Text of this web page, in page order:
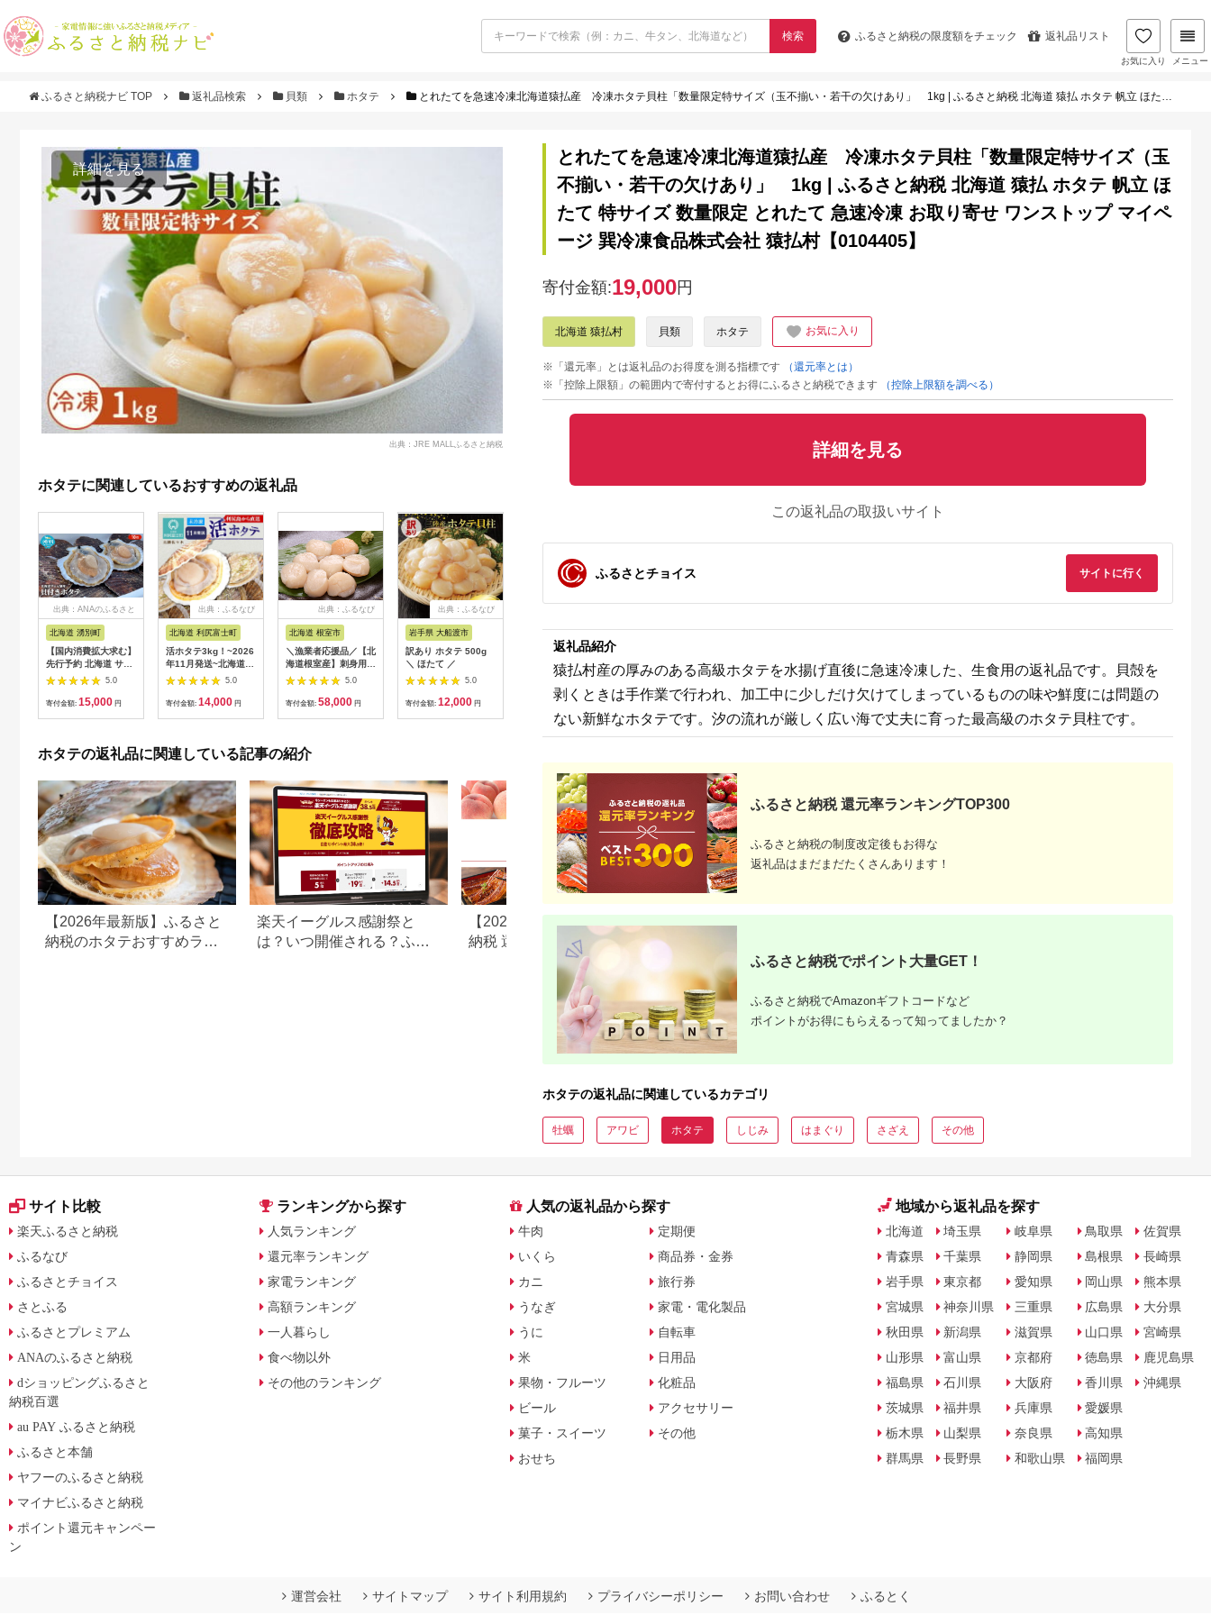
検索 ふるさと納税の限度額をチェック 返礼品リスト
お気に入り メニュー
ふるさと納税ナビ TOP 返礼品検索 貝類 ホタテ とれたてを急速冷凍北海道猿払産 冷凍ホタテ貝柱「数量限定特サイズ（玉不揃い・若干の欠けあり」 1kg | ふるさと納税 北海道 猿払 ホタテ 帆立 ほたて 特サイズ 数量限定 とれたて 急速冷凍 お取り寄せ ワンストップ マイページ 巽冷凍食品株式会社 猿払村【0104405】
詳細を見る
出典：JRE MALLふるさと納税
ホタテに関連しているおすすめの返礼品
出典：ANAのふるさと
北海道 湧別町
【国内消費拡大求む】
先行予約 北海道 サロ
マ湖産 貝付き ホタ
テ 10枚 帆立 ほたて
刺身 海鮮 魚介 国産
5.0
寄付金額: 15,000 円
出典：ふるなび
北海道 利尻富士町
活ホタテ3kg！~2026
年11月発送~北海道利
尻島から直送！【北勝
5.0
寄付金額: 14,000 円
出典：ふるなび
北海道 根室市
＼漁業者応援品／【北
海道根室産】刺身用ホ
タテ貝柱500g×3P(計
1.5kg) D-05005
5.0
寄付金額: 58,000 円
出典：ふるなび
岩手県 大船渡市
訳あり ホタテ 500g
＼ ほたて ／
5.0
寄付金額: 12,000 円
北海道 稚内市
帆立 生 貝柱 サイズ混
合 1kg 良玉 海鮮 刺身
【配送不可地域：離
島・沖縄県】
5.0
寄付金額:17,000円
北海道 函館市
ーホタテ800g 1600g
北海道 噴火湾産 ボイ
ル ベビーホタテ 選べ
る 内容量 1パック 2
パック 新鮮 スチーム
ボイル 急速冷凍 ホタ
テ 旨み 食べやすい サ
イ 炒め物 パスタ 料理
アレンジ プリプリ食
感 濃厚 魚介 冷凍 お
取り寄せ グルメ 函館
市 送料無料_HD117-
046-sku
寄付金額:10,000 円
北海道 鹿部町
ーボイルホタテ 3kg
（1kg×3袋） 不揃い
加熱用 冷凍 ホタテ 帆
立寄付金額: 20,500 円
青森県 むつ市
柱(Sサイズ100g×2)
寄付金額:14,500円
北海道 根室市
100g×4P、ほたて貝
柱500g×2P D-70036
寄付金額: 58,000 円
北海道 根室市
海道根室産】ホタテ
柱真空パック500g A-
57036
寄付金額: 14,000
ホタテの返礼品に関連している記事の紹介
【2026年最新版】ふるさと
納税のホタテおすすめラン
楽天イーグルス感謝祭と
は？いつ開催される？ふる
【2026年版】楽天ふるさと
納税 還元率ランキング｜高
還元率返礼品をジャンル別
とは？評判や人気返礼品な
どを紹介
とれたてを急速冷凍北海道猿払産 冷凍ホタテ貝柱「数量限定特サイズ（玉
不揃い・若干の欠けあり」 1kg | ふるさと納税 北海道 猿払 ホタテ 帆立 ほ
たて 特サイズ 数量限定 とれたて 急速冷凍 お取り寄せ ワンストップ マイペ
ージ 巽冷凍食品株式会社 猿払村【0104405】
寄付金額:19,000円
北海道 猿払村 貝類 ホタテ お気に入り
※「還元率」とは返礼品のお得度を測る指標です
（還元率とは）
※「控除上限額」の範囲内で寄付するとお得にふるさと納税できます
（控除上限額を調べる）
詳細を見る
この返礼品の取扱いサイト
ふるさとチョイス サイトに行く
返礼品紹介
猿払村産の厚みのある高級ホタテを水揚げ直後に急速冷凍した、生食用の返礼品です。貝殻を
剥くときは手作業で行われ、加工中に少しだけ欠けてしまっているものの味や鮮度には問題の
ない新鮮なホタテです。汐の流れが厳しく広い海で丈夫に育った最高級のホタテ貝柱です。
ふるさと納税 還元率ランキングTOP300
ふるさと納税の制度改定後もお得な
返礼品はまだまだたくさんあります！
ふるさと納税でポイント大量GET！
ふるさと納税でAmazonギフトコードなど
ポイントがお得にもらえるって知ってましたか？
ホタテの返礼品に関連しているカテゴリ
牡蠣 アワビ ホタテ しじみ はまぐり さざえ その他
サイト比較
楽天ふるさと納税
ふるなび
ふるさとチョイス
さとふる
ふるさとプレミアム
ANAのふるさと納税
dショッピングふるさと
納税百選
au PAY ふるさと納税
ふるさと本舗
ヤフーのふるさと納税
マイナビふるさと納税
ポイント還元キャンペー
ン
ランキングから探す
人気ランキング
還元率ランキング
家電ランキング
高額ランキング
一人暮らし
食べ物以外
その他のランキング
人気の返礼品から探す
牛肉
いくら
カニ
うなぎ
うに
米
果物・フルーツ
ビール
菓子・スイーツ
おせち
定期便
商品券・金券
旅行券
家電・電化製品
自転車
日用品
化粧品
アクセサリー
その他
地域から返礼品を探す
北海道
青森県
岩手県
宮城県
秋田県
山形県
福島県
茨城県
栃木県
群馬県
埼玉県
千葉県
東京都
神奈川県
新潟県
富山県
石川県
福井県
山梨県
長野県
岐阜県
静岡県
愛知県
三重県
滋賀県
京都府
大阪府
兵庫県
奈良県
和歌山県
鳥取県
島根県
岡山県
広島県
山口県
徳島県
香川県
愛媛県
高知県
福岡県
佐賀県
長崎県
熊本県
大分県
宮崎県
鹿児島県
沖縄県
運営会社 サイトマップ サイト利用規約 プライバシーポリシー お問い合わせ ふるとく